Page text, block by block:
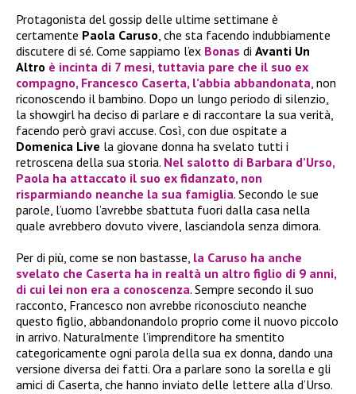
Protagonista del gossip delle ultime settimane è
certamente Paola Caruso, che sta facendo indubbiamente
discutere di sé. Come sappiamo l’ex Bonas di Avanti Un
Altro è incinta di 7 mesi, tuttavia pare che il suo ex
compagno, Francesco Caserta, l’abbia abbandonata, non
riconoscendo il bambino. Dopo un lungo periodo di silenzio,
la showgirl ha deciso di parlare e di raccontare la sua verità,
facendo però gravi accuse. Così, con due ospitate a
Domenica Live la giovane donna ha svelato tutti i
retroscena della sua storia. Nel salotto di Barbara d’Urso,
Paola ha attaccato il suo ex fidanzato, non
risparmiando neanche la sua famiglia. Secondo le sue
parole, l’uomo l’avrebbe sbattuta fuori dalla casa nella
quale avrebbero dovuto vivere, lasciandola senza dimora.
Per di più, come se non bastasse, la Caruso ha anche
svelato che Caserta ha in realtà un altro figlio di 9 anni,
di cui lei non era a conoscenza. Sempre secondo il suo
racconto, Francesco non avrebbe riconosciuto neanche
questo figlio, abbandonandolo proprio come il nuovo piccolo
in arrivo. Naturalmente l’imprenditore ha smentito
categoricamente ogni parola della sua ex donna, dando una
versione diversa dei fatti. Ora a parlare sono la sorella e gli
amici di Caserta, che hanno inviato delle lettere alla d’Urso.